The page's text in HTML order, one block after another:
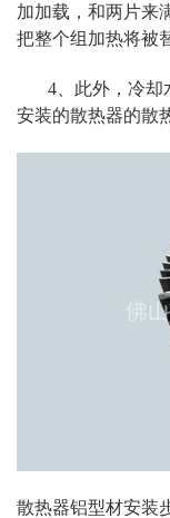
加加载，和两片来
把整个组加热将被
4、此外，冷却
安装的散热器的散
散热器铝型材安装